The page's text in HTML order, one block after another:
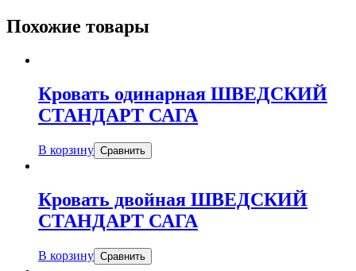
Похожие товары
Кровать одинарная ШВЕДСКИЙ
СТАНДАРТ САГА
В корзину Сравнить
Кровать двойная ШВЕДСКИЙ
СТАНДАРТ САГА
В корзину Сравнить